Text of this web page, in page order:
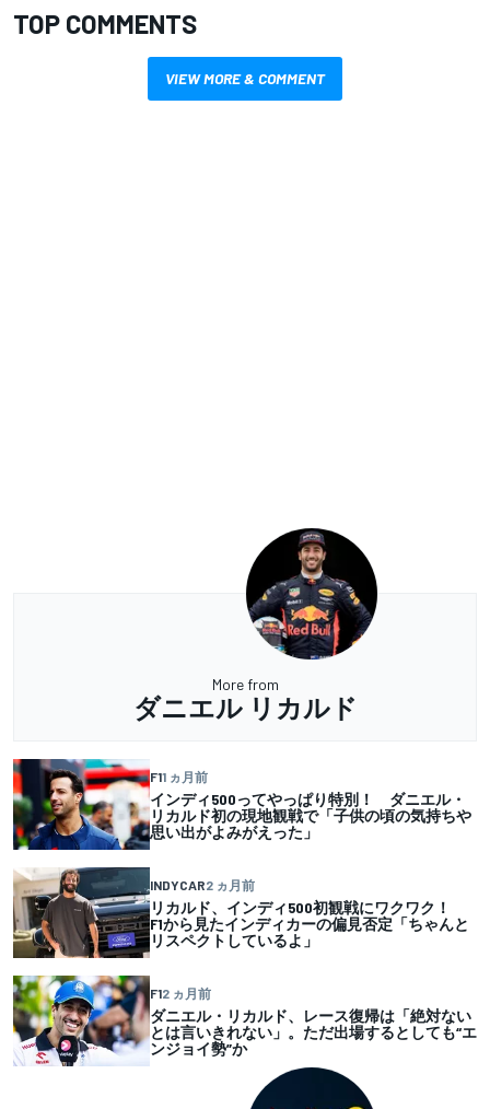
TOP COMMENTS
VIEW MORE & COMMENT
More from
ダニエル リカルド
F11 ヵ月前
インディ500ってやっぱり特別！ ダニエル・
リカルド初の現地観戦で「子供の頃の気持ちや
思い出がよみがえった」
INDYCAR2 ヵ月前
リカルド、インディ500初観戦にワクワク！
F1から見たインディカーの偏見否定「ちゃんと
リスペクトしているよ」
F12 ヵ月前
ダニエル・リカルド、レース復帰は「絶対ない
とは言いきれない」。ただ出場するとしても“エ
ンジョイ勢”か